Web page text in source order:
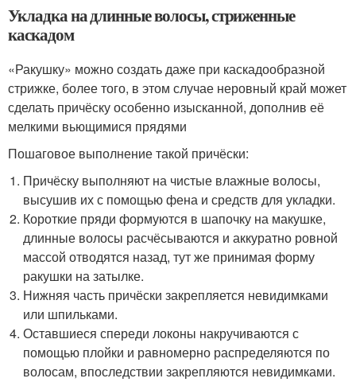
Укладка на длинные волосы, стриженные
каскадом
«Ракушку» можно создать даже при каскадообразной
стрижке, более того, в этом случае неровный край может
сделать причёску особенно изысканной, дополнив её
мелкими вьющимися прядями
Пошаговое выполнение такой причёски:
Причёску выполняют на чистые влажные волосы,
высушив их с помощью фена и средств для укладки.
Короткие пряди формуются в шапочку на макушке,
длинные волосы расчёсываются и аккуратно ровной
массой отводятся назад, тут же принимая форму
ракушки на затылке.
Нижняя часть причёски закрепляется невидимками
или шпильками.
Оставшиеся спереди локоны накручиваются с
помощью плойки и равномерно распределяются по
волосам, впоследствии закрепляются невидимками.